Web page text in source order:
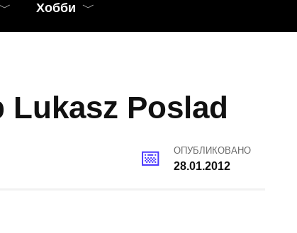
Хобби
Poslad
ОПУБЛИКОВАНО
28.01.2012